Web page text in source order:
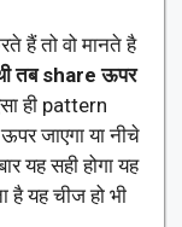
हैं तो वो मानते है
तब share ऊपर
ही pattern
जाएगा या नीचे
यह सही होगा यह
है यह चीज हो भी